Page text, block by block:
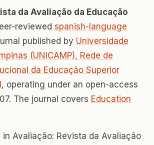
da Avaliação da Educação
reviewed spanish-language
published by Universidade
(UNICAMP), Rede de
da Educação Superior
, operating under an open-access
The journal covers Education
in Avaliação: Revista da Avaliação